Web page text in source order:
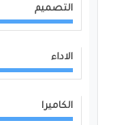
التصميم
الاداء
الكاميرا